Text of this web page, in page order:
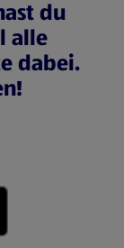
du
alle
dabei.